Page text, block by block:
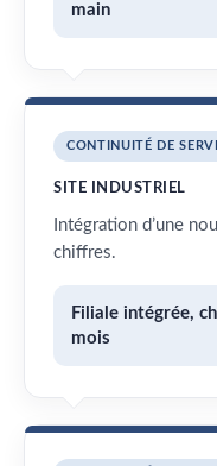
main
CONTINUITÉ DE
SITE INDUSTRIEL
Intégration d’une
chiffres.
Filiale intégrée,
mois